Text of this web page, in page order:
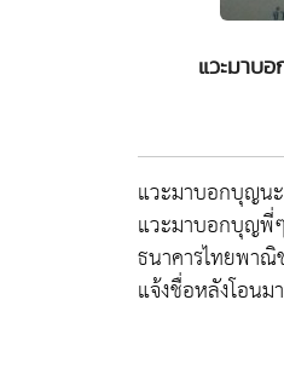
แวะมาบ
แวะมาบอกบุญน
แวะมาบอกบุญพี่
ธนาคารไทยพา
แจ้งชื่อหลังโอน